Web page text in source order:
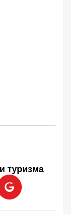
туризма